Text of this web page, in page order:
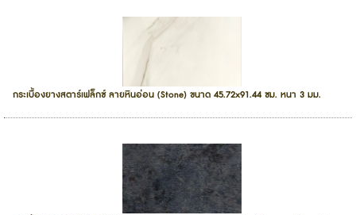
กระเบื้องยางสตาร์เฟล็กซ์ ลายหินอ่อน (Stone) ขนาด 45.72x91.44 ซม. หนา 3 มม.